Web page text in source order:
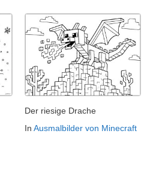
Der riesige Drache
In Ausmalbilder von Minecraft